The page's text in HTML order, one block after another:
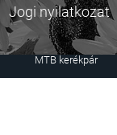
Jogi nyilatkozat
MTB kerékpár